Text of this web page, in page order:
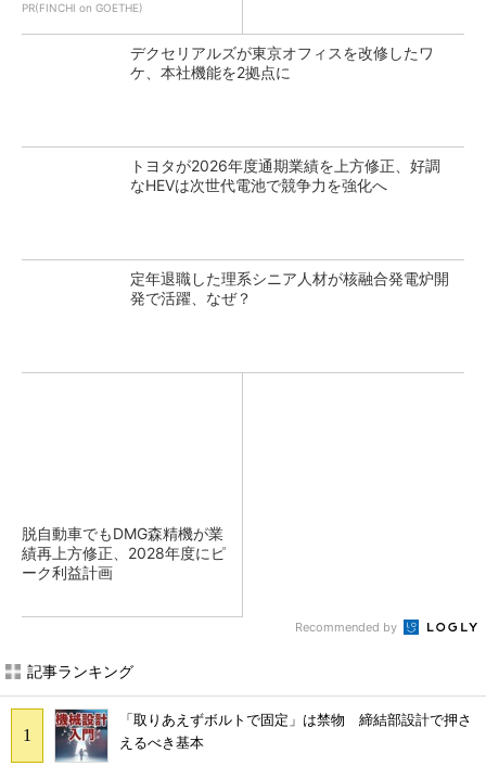
PR(FINCHI on GOETHE)
デクセリアルズが東京オフィスを改修したワ
ケ、本社機能を2拠点に
トヨタが2026年度通期業績を上方修正、好調
なHEVは次世代電池で競争力を強化へ
定年退職した理系シニア人材が核融合発電炉開
発で活躍、なぜ？
脱自動車でもDMG森精機が業
績再上方修正、2028年度にピ
ーク利益計画
Recommended by
記事ランキング
「取りあえずボルトで固定」は禁物 締結部設計で押さ
えるべき基本